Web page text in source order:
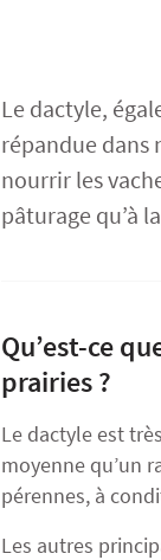
Le dactyle,
répandue dans
nourrir les
pâturage qu’à
Qu’est-ce
prairies ?
Le dactyle est
moyenne qu’un
pérennes, à
Les autres